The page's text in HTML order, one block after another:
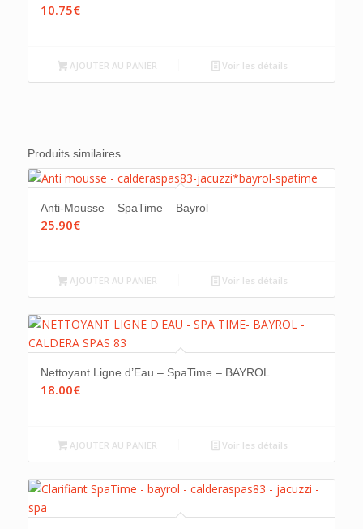
10.75€
AJOUTER AU PANIER Voir les détails
Produits similaires
Anti-Mousse – SpaTime – Bayrol
25.90€
AJOUTER AU PANIER Voir les détails
Nettoyant Ligne d’Eau – SpaTime – BAYROL
18.00€
AJOUTER AU PANIER Voir les détails